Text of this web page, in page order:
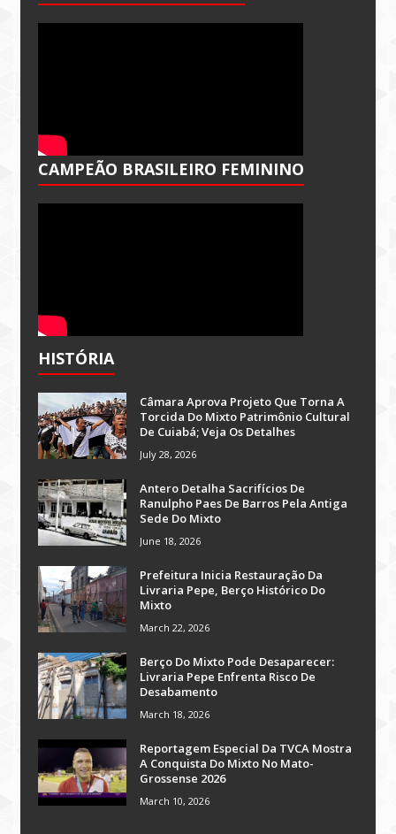
CAMPEÃO BRASILEIRO FEMININO
HISTÓRIA
Câmara Aprova Projeto Que Torna A
Torcida Do Mixto Patrimônio Cultural
De Cuiabá; Veja Os Detalhes
July 28, 2026
Antero Detalha Sacrifícios De
Ranulpho Paes De Barros Pela Antiga
Sede Do Mixto
June 18, 2026
Prefeitura Inicia Restauração Da
Livraria Pepe, Berço Histórico Do
Mixto
March 22, 2026
Berço Do Mixto Pode Desaparecer:
Livraria Pepe Enfrenta Risco De
Desabamento
March 18, 2026
Reportagem Especial Da TVCA Mostra
A Conquista Do Mixto No Mato-
Grossense 2026
March 10, 2026